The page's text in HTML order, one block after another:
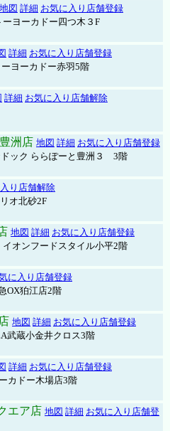
地図 詳細 お気に入り店舗登録
ヨーカドー四つ木３F
詳細 お気に入り店舗登録
ヨーカドー赤羽5階
詳細 お気に入り店舗解除
洲店 地図 詳細 お気に入り店舗登録
ック ららぽーと豊洲３ 3階
り店舗解除
オ北砂2F
地図 詳細 お気に入り店舗登録
オンフードスタイル小平2階
に入り店舗登録
OX狛江店2階
地図 詳細 お気に入り店舗登録
武蔵小金井クロス3階
詳細 お気に入り店舗登録
カドー木場店3階
エア店 地図 詳細 お気に入り店舗登